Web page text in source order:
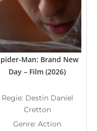
Man: Brand New
Day – Film (2026)
Regie: Destin Daniel
Cretton
Genre: Action